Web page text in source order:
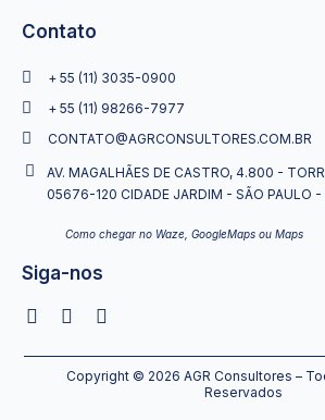
Contato
+ 55 (11) 3035-0900
+ 55 (11) 98266-7977
CONTATO@AGRCONSULTORES.COM.BR
AV. MAGALHÃES DE CASTRO, 4.800 -
05676-120 CIDADE JARDIM - SÃO PAULO -
Como chegar no Waze, GoogleMaps ou Maps
Siga-nos
Copyright © 2026 AGR Consultores –
Reservados